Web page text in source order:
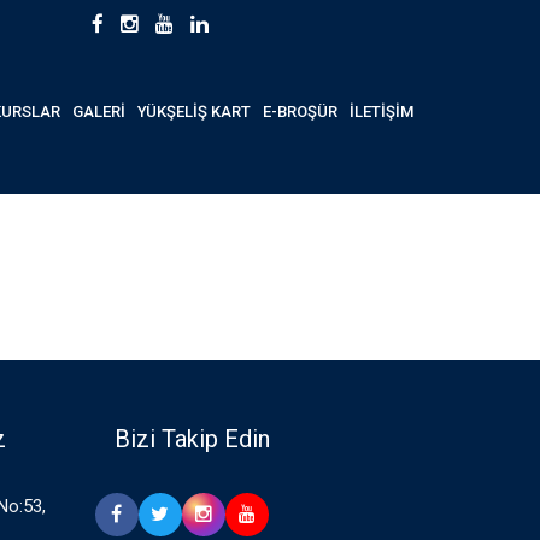
GALERİ YÜKŞELİŞ KART E-BROŞÜR İLETİŞİM
Bizi Takip Edin